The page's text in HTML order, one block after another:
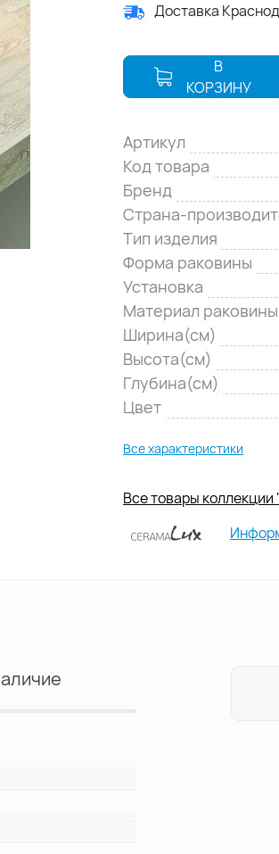
Доставка
В
КОРЗИНУ
Артикул
Код товара
Бренд
Страна-
Тип изделия
Форма раковины
Установка
Материал раковины
Ширина(см)
Высота(см)
Глубина(см)
Цвет
Все характеристики
Все товары коллекции